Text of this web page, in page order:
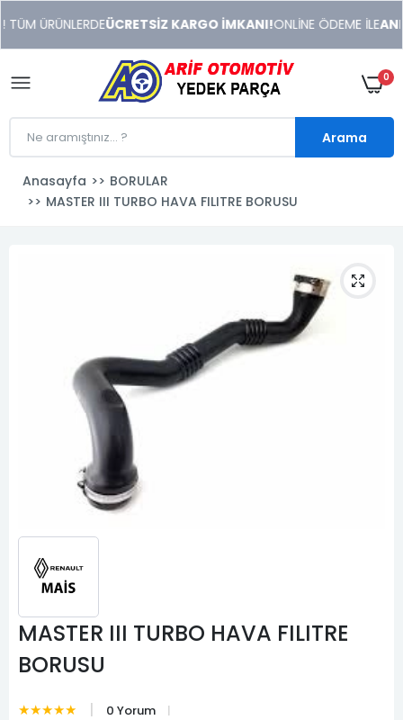
xonusu
veren
sitolar
ÜRÜNLERDEÜCRETSİZ KARGO İMKANI!ONLİNE ÖDEME İLE
0
Arama
Anasayfa
BORULAR
MASTER III TURBO HAVA FILITRE BORUSU
MASTER III TURBO HAVA FILITRE
BORUSU
★★★★★ 0 Yorum